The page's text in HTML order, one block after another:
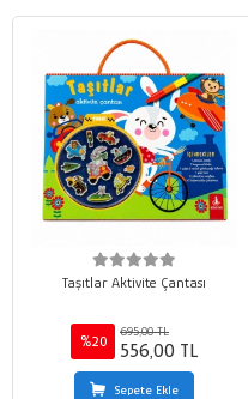
Taşıtlar Aktivite Çantası
%20
695,00 TL
556,00 TL
Sepete Ekle